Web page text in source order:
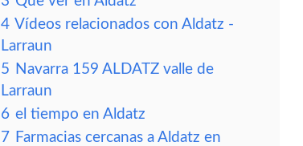
4 Vídeos relacionados con Aldatz -
Larraun
5 Navarra 159 ALDATZ valle de
Larraun
6 el tiempo en Aldatz
7 Farmacias cercanas a Aldatz en